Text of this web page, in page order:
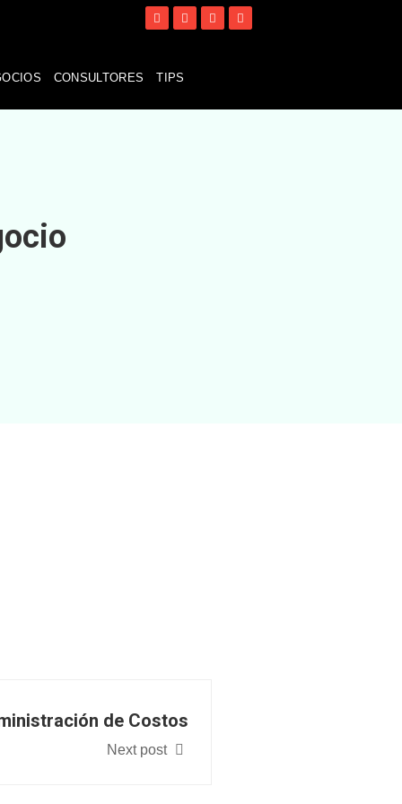
CONSULTORES TIPS
de Costos
Next post